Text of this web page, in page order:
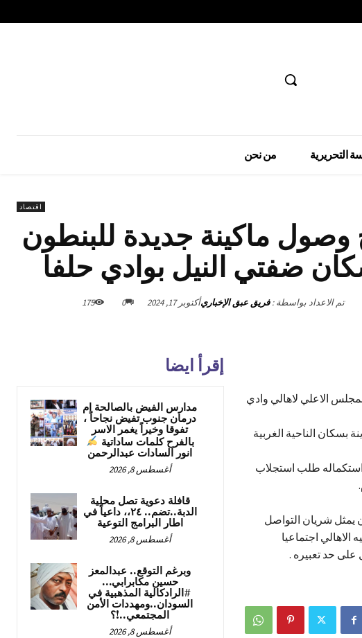
التحريرية من نحن
اقتصاد
وصول ماكينة جديدة للبنطون
ضفتي النيل بوادي حلفا
تم الاعداد بواسطة : فريق عبق الإخباريأكتوبر 17, 2024 0
175
إقرأ ايضا
مدارس الفيض بالصالحة ام
درمان جنوب تفيض نجاحاً ،
تفوقا وخيراً يغمر الاسر
بالفرح كلمات ساداتية
انور السادات عبدالرحمن
أغسطس 8, 2026
قافلة دعوية تصل محلية
الدبة..تضم.. ٢٤،، داعياً في
اطار البرامج التوعية
أغسطس 8, 2026
وبرغم التوقع.. عبدالمعز
حسين مكابرابي…
#الرادكالية المذهبية في
السودان..ومهددات الأمن
المجتمعي..!؟
أغسطس 8, 2026
الاعلي لاهالي وادي
الناحية الغربية
استكماله طلب استجلاب
يمثل شريان التواصل
الاهالي اجتماعيا
على حد تعبيره .